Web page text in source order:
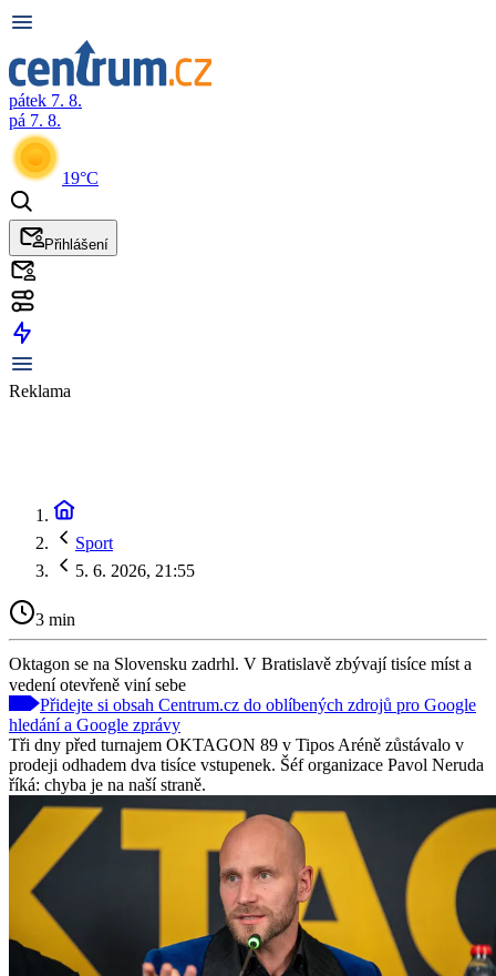
pátek 7. 8.
pá 7. 8.
19°C
Přihlášení
Reklama
Sport
5. 6. 2026, 21:55
3 min
Oktagon se na Slovensku zadrhl. V Bratislavě zbývají tisíce míst a
vedení otevřeně viní sebe
Přidejte si obsah Centrum.cz do oblíbených zdrojů pro Google
hledání a Google zprávy
Tři dny před turnajem OKTAGON 89 v Tipos Aréně zůstávalo v
prodeji odhadem dva tisíce vstupenek. Šéf organizace Pavol Neruda
říká: chyba je na naší straně.